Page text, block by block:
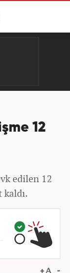
12
edilen 12